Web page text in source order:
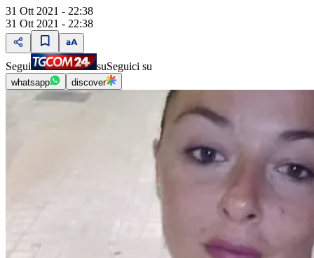
31 Ott 2021 - 22:38
31 Ott 2021 - 22:38
Segui suSeguici su
whatsapp discover